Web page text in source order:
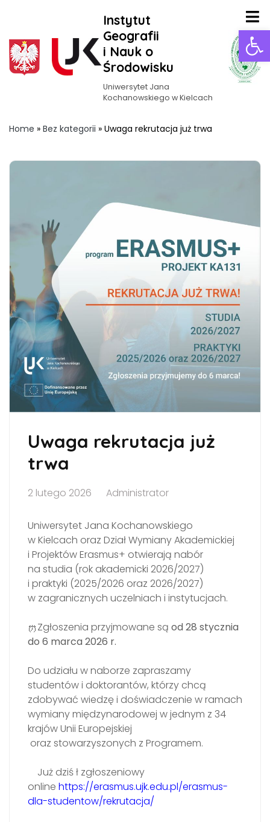
Instytut
Geografii
i Nauk o
Środowisku
Uniwersytet Jana
Kochanowskiego w Kielcach
Home » Bez kategorii » Uwaga rekrutacja już trwa
Uwaga rekrutacja już
trwa
2 lutego 2026 Administrator
Uniwersytet Jana Kochanowskiego
w Kielcach oraz Dział Wymiany Akademickiej
i Projektów Erasmus+ otwierają nabór
na studia (rok akademicki 2026/2027)
i praktyki (2025/2026 oraz 2026/2027)
w zagranicznych uczelniach i instytucjach.
Zgłoszenia przyjmowane są od 28 stycznia
do 6 marca 2026 r.
Do udziału w naborze zapraszamy
studentów i doktorantów, którzy chcą
zdobywać wiedzę i doświadczenie w ramach
wymiany międzynarodowej w jednym z 34
krajów Unii Europejskiej
oraz stowarzyszonych z Programem.
Już dziś ł zgłoszeniowy
online https://erasmus.ujk.edu.pl/erasmus-
dla-studentow/rekrutacja/